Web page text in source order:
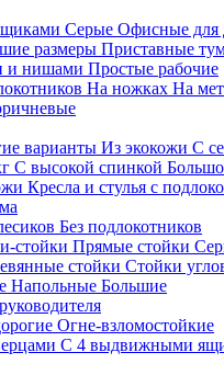
Серые Офисные для
размеры Приставные
и нишами Простые рабочие
На ножках На
варианты Из экокожи С
С высокой спинкой
Кресла и стулья с
Без подлокотников
стойки Прямые стойки
стойки Стойки
Напольные Большие
Огне-взломостойкие
С 4 выдвижными